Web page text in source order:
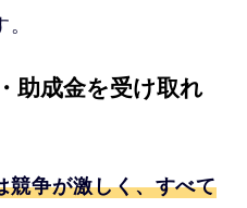
助成金を受け取れ
競争が激しく、すべて